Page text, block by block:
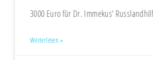
3000 Euro für Dr. Immekus‘
Weiterlesen »